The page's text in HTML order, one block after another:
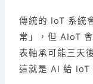
傳統的 IoT 系統
常」，但 AIoT
表軸承可能三天
這就是 AI 給 IoT